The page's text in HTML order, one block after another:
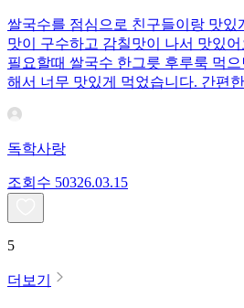
쌀국수를 점심으로 친구들이랑 맛있
맛이 구수하고 감칠맛이 나서 맛있어
필요할때 쌀국수 한그릇 후루룩 먹
해서 너무 맛있게 먹었습니다. 간편
독학사랑
조회수 50326.03.15
5
더보기